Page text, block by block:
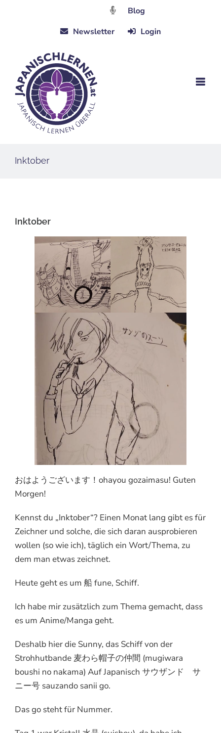
Blog
Newsletter
Login
Inktober
Inktober
おはようございます！ohayou gozaimasu! Guten
Morgen!
Kennst du „Inktober“? Einen Monat lang gibt es für
Zeichner und solche, die sich daran ausprobieren
wollen (so wie ich), täglich ein Wort/Thema, zu
dem man etwas zeichnet.
Heute geht es um 船 fune, Schiff.
Ich habe mir zusätzlich zum Thema gemacht, dass
es um Anime/Manga geht.
Deshalb hier die Sunny, das Schiff von der
Strohhutbande 麦わら帽子の仲間 (mugiwara
boushi no nakama) Auf Japanisch サウザンド サ
ニー号 sauzando sanii go.
Das go steht für Nummer.